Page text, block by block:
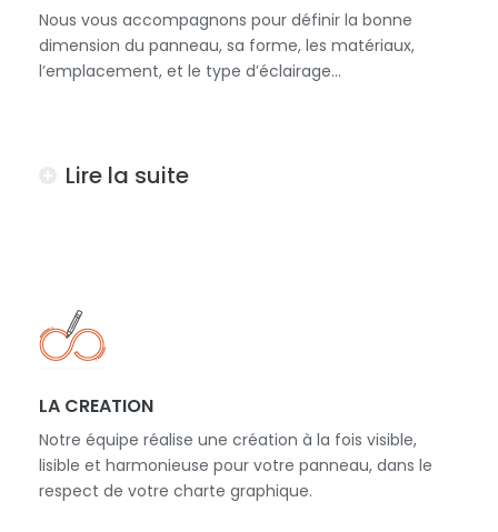
Nous vous accompagnons pour définir la bonne
dimension du panneau, sa forme, les matériaux,
l’emplacement, et le type d’éclairage...
Lire la suite
LA CREATION
Notre équipe réalise une création à la fois visible,
lisible et harmonieuse pour votre panneau, dans le
respect de votre charte graphique.